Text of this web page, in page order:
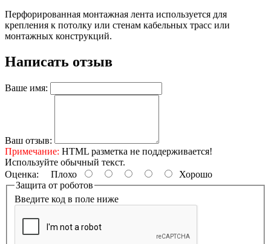
Перфорированная монтажная лента используется для
крепления к потолку или стенам кабельных трасс или
монтажных конструкций.
Написать отзыв
Ваше имя:
Ваш отзыв:
Примечание: HTML разметка не поддерживается!
Используйте обычный текст.
Оценка: Плохо
Хорошо
Защита от роботов
Введите код в поле ниже